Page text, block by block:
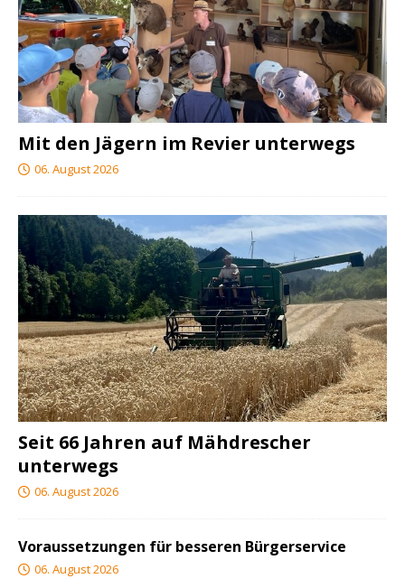
Mit den Jägern im Revier unterwegs
06. August 2026
Seit 66 Jahren auf Mähdrescher
unterwegs
06. August 2026
Voraussetzungen für besseren Bürgerservice
06. August 2026